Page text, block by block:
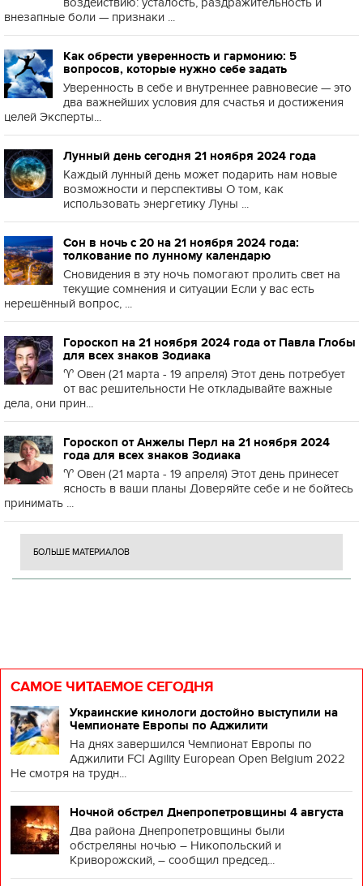
внезапные боли — признаки ...
Как обрести уверенность и гармонию: 5
вопросов, которые нужно себе задать
Уверенность в себе и внутреннее равновесие — это
два важнейших условия для счастья и достижения
целей Эксперты...
Лунный день сегодня 21 ноября 2024 года
Каждый лунный день может подарить нам новые
возможности и перспективы О том, как
использовать энергетику Луны ...
Сон в ночь с 20 на 21 ноября 2024 года:
толкование по лунному календарю
Сновидения в эту ночь помогают пролить свет на
текущие сомнения и ситуации Если у вас есть
нерешённый вопрос, ...
Гороскоп на 21 ноября 2024 года от Павла Глобы
для всех знаков Зодиака
♈️ Овен (21 марта - 19 апреля) Этот день потребует
от вас решительности Не откладывайте важные
дела, они прин...
Гороскоп от Анжелы Перл на 21 ноября 2024
года для всех знаков Зодиака
♈️ Овен (21 марта - 19 апреля) Этот день принесет
ясность в ваши планы Доверяйте себе и не бойтесь
принимать ...
БОЛЬШЕ МАТЕРИАЛОВ
САМОЕ ЧИТАЕМОЕ СЕГОДНЯ
Украинские кинологи достойно выступили на
Чемпионате Европы по Аджилити
На днях завершился Чемпионат Европы по
Аджилити FCI Agility European Open Belgium 2022
Не смотря на трудн...
Ночной обстрел Днепропетровщины 4 августа
Два района Днепропетровщины были
обстреляны ночью – Никопольский и
Криворожский, – сообщил председ...